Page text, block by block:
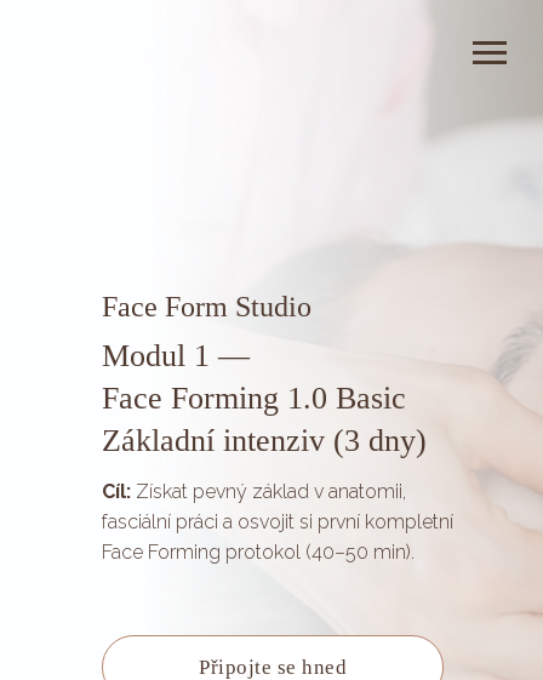
Modul 1 —
Face Forming 1.0 Basic
Základní intenziv (3 dny)
Připojte se hned
Cíl: Získat pevný základ v anatomii,
fasciální práci a osvojit si první kompletní
Face Forming protokol (40–50 min).
Face Form Studio